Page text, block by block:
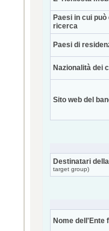
Paesi in cui
ricerca
Paesi di
Nazionalità dei
Sito web del
Destinatari
target group)
Nome dell'Ente